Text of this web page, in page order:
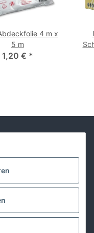
4 m x
5 m
1,20 € *